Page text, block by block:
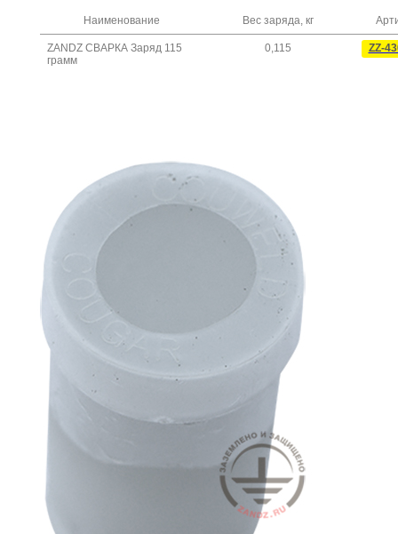
Наименование Вес заряда, кг
ZANDZ СВАРКА Заряд 115
грамм
0,115 ZZ-